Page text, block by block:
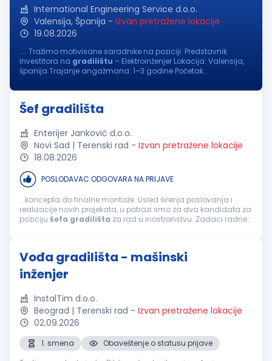
International Engineering Service d.o.o.
Valensija, Španija - Izvan pretražene lokacije
19.08.2026
.... Tražimo motivisane saradnike na poziciji: Predstavnik
investitora na gradilištu – Elektroinženjer Lokacija: Valensija,
španija Trajanje angažmana: 1–3 godine Početak
Opis radnog mesta...
Šef gradilišta
Enterijer Janković d.o.o.
Novi Sad | Terenski rad - Izvan pretražene lokacije
18.08.2026
POSLODAVAC ODGOVARA NA PRIJAVE
...koncepta do finalne montaže. Usled širenja poslovanja i
realizacije novih projekata, u potrazi smo za dva kandidata za
poziciju šefa gradilišta za rad u inostranstvu. Zadaci radne
Vođa gradilišta - mašinski
inženjer
InstalTim d.o.o.
Beograd | Terenski rad - Izvan pretražene lokacije
02.09.2026
1. smena
Obaveštenje o statusu prijave